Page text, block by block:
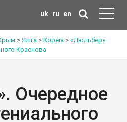
uk ru en
> Ялта > Кореїз > «Дюльбер».
Краснова
Очередное